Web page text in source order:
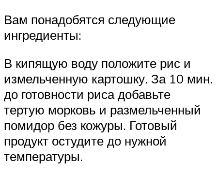
Вам понадобятся следующие
ингредиенты:
В кипящую воду положите рис и
измельченную картошку. За 10 мин.
до готовности риса добавьте
тертую морковь и размельченный
помидор без кожуры. Готовый
продукт остудите до нужной
температуры.